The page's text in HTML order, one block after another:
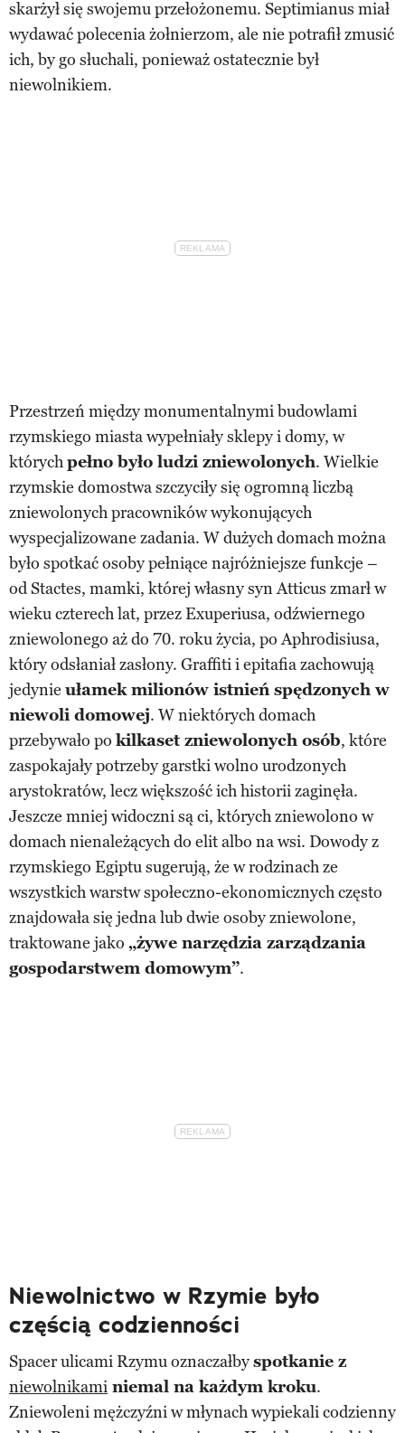
skarżył się swojemu przełożonemu. Septimianus miał
wydawać polecenia żołnierzom, ale nie potrafił zmusić
ich, by go słuchali, ponieważ ostatecznie był
niewolnikiem.
Przestrzeń między monumentalnymi budowlami
rzymskiego miasta wypełniały sklepy i domy, w
którychpełno było ludzi zniewolonych. Wielkie
rzymskie domostwa szczyciły się ogromną liczbą
zniewolonych pracowników wykonujących
wyspecjalizowane zadania. W dużych domach można
było spotkać osoby pełniące najróżniejsze funkcje –
od Stactes, mamki, której własny syn Atticus zmarł w
wieku czterech lat, przez Exuperiusa, odźwiernego
zniewolonego aż do 70. roku życia, po Aphrodisiusa,
który odsłaniał zasłony. Graffiti i epitafia zachowują
jedynie ułamek milionów istnień spędzonych w
niewoli domowej. W niektórych domach
przebywało po kilkaset zniewolonych osób, które
zaspokajały potrzeby garstki wolno urodzonych
arystokratów, lecz większość ich historii zaginęła.
Jeszcze mniej widoczni są ci, których zniewolono w
domach nienależących do elit albo na wsi. Dowody z
rzymskiego Egiptu sugerują, że w rodzinach ze
wszystkich warstw społeczno-ekonomicznych często
znajdowała się jedna lub dwie osoby zniewolone,
traktowane jako „żywe narzędzia zarządzania
gospodarstwem domowym”.
Niewolnictwo w Rzymie było
częścią codzienności
Spacer ulicami Rzymu oznaczałbyspotkanie z
niewolnikami niemal na każdym kroku.
Zniewoleni mężczyźni w młynach wypiekali codzienny